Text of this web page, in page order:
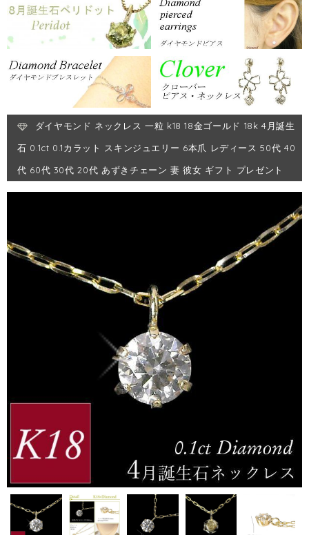
ダイヤモンド ネックレス 一粒 k18 18金ゴールド 18k 4月誕生
石 0.1ct 0.1カラット スキンジュエリー 6本爪 レディース 50代 40
代 60代 30代 20代 あずきチェーン 妻 彼女 ギフト プレゼント